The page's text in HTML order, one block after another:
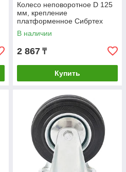
Колесо неповоротное D 125
мм, крепление
платформенное Сибртех
В наличии
2 867 ₸
Купить